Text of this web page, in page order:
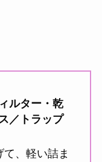
ルター・乾
／トラップ
て、軽い詰ま